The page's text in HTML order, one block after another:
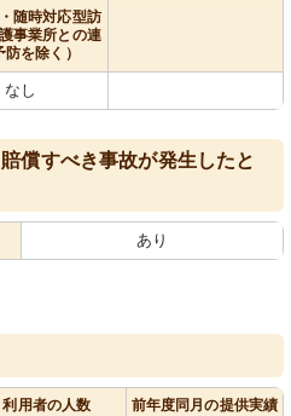
随時対応型訪
事業所との連
を除く）
なし
償すべき事故が発生したと
あり
利用者の人数 前年度同月の提供実績